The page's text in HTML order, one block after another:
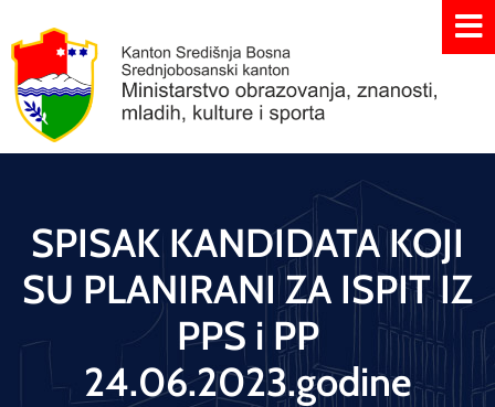
SPISAK KANDIDATA KOJI
SU PLANIRANI ZA ISPIT IZ
PPS i PP
24.06.2023.godine